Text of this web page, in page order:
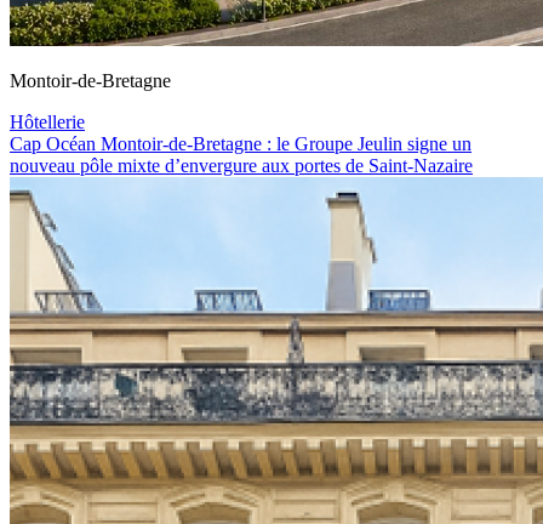
Montoir-de-Bretagne
Hôtellerie
Cap Océan Montoir-de-Bretagne : le Groupe Jeulin signe un
nouveau pôle mixte d’envergure aux portes de Saint-Nazaire